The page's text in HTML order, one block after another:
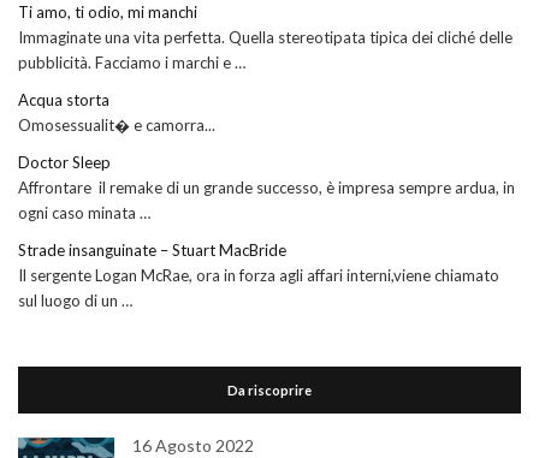
Ti amo, ti odio, mi manchi
Immaginate una vita perfetta. Quella stereotipata tipica dei cliché delle
pubblicità. Facciamo i marchi e …
Acqua storta
Omosessualit� e camorra...
Doctor Sleep
Affrontare il remake di un grande successo, è impresa sempre ardua, in
ogni caso minata …
Strade insanguinate – Stuart MacBride
Il sergente Logan McRae, ora in forza agli affari interni,viene chiamato
sul luogo di un …
Da riscoprire
16 Agosto 2022